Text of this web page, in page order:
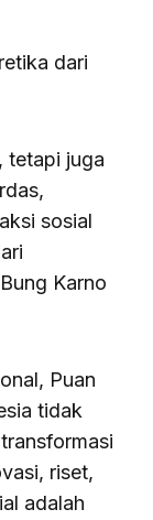
dari
tetapi juga
sosial
Karno
Puan
tidak
riset,
adalah